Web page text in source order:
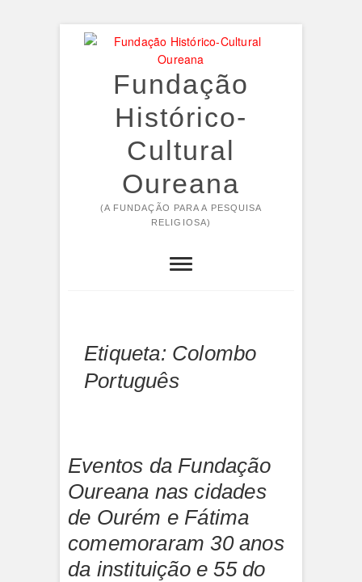
Fundação
Histórico-
Cultural
Oureana
(A FUNDAÇÃO PARA A PESQUISA
RELIGIOSA)
Etiqueta: Colombo
Português
Eventos da Fundação
Oureana nas cidades
de Ourém e Fátima
comemoraram 30 anos
da instituição e 55 do